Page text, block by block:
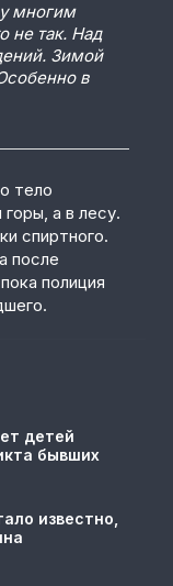
многим
не так. Над
Зимой
в
тело
а в лесу.
спиртного.
после
полиция
детей
бывших
известно,